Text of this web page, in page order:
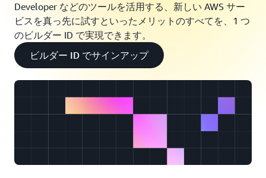
Developer などのツールを活用する、新しい AWS サー
ビスを真っ先に試すといったメリットのすべてを、1 つ
のビルダー ID で実現できます。
ビルダー ID でサインアップ